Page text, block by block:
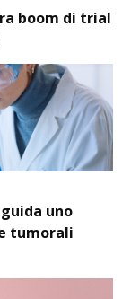
boom di trial
uno
tumorali